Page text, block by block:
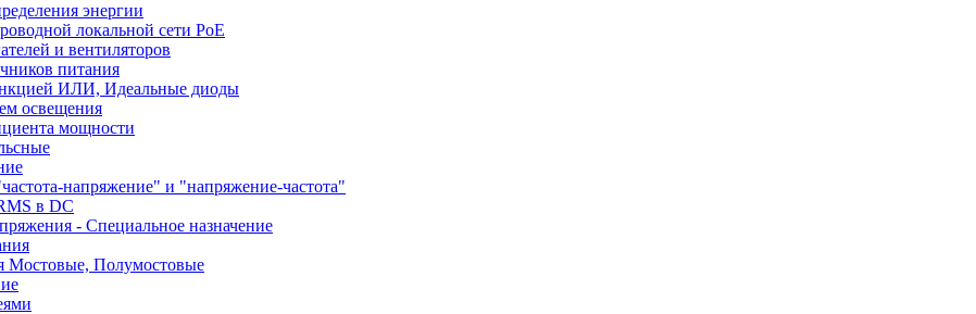
энергии
локальной сети PoE
и вентиляторов
питания
ИЛИ, Идеальные диоды
освещения
мощности
напряжение" и "напряжение-частота"
в DC
- Специальное назначение
Мостовые, Полумостовые